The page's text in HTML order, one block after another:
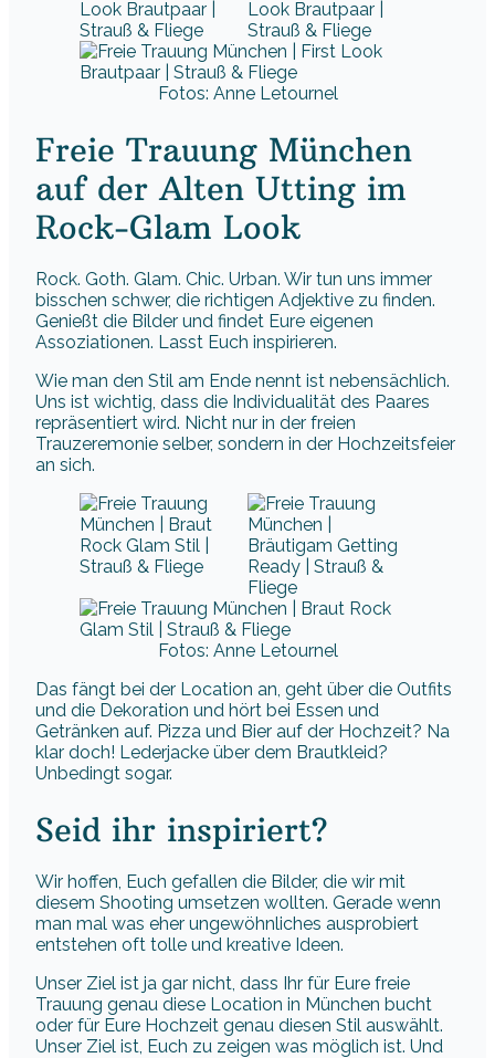
Fotos: Anne Letournel
Freie Trauung München
auf der Alten Utting im
Rock-Glam Look
Rock. Goth. Glam. Chic. Urban. Wir tun uns immer
bisschen schwer, die richtigen Adjektive zu finden.
Genießt die Bilder und findet Eure eigenen
Assoziationen. Lasst Euch inspirieren.
Wie man den Stil am Ende nennt ist nebensächlich.
Uns ist wichtig, dass die Individualität des Paares
repräsentiert wird. Nicht nur in der freien
Trauzeremonie selber, sondern in der Hochzeitsfeier
an sich.
Fotos: Anne Letournel
Das fängt bei der Location an, geht über die Outfits
und die Dekoration und hört bei Essen und
Getränken auf. Pizza und Bier auf der Hochzeit? Na
klar doch! Lederjacke über dem Brautkleid?
Unbedingt sogar.
Seid ihr inspiriert?
Wir hoffen, Euch gefallen die Bilder, die wir mit
diesem Shooting umsetzen wollten. Gerade wenn
man mal was eher ungewöhnliches ausprobiert
entstehen oft tolle und kreative Ideen.
Unser Ziel ist ja gar nicht, dass Ihr für Eure freie
Trauung genau diese Location in München bucht
oder für Eure Hochzeit genau diesen Stil auswählt.
Unser Ziel ist, Euch zu zeigen was möglich ist. Und